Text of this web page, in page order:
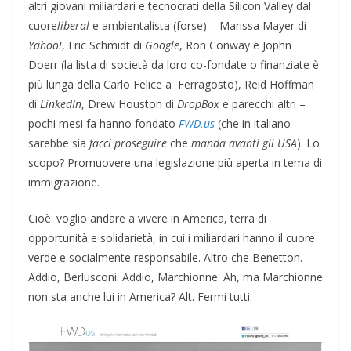
altri giovani miliardari e tecnocrati della Silicon Valley dal
cuoreliberal e ambientalista (forse) – Marissa Mayer di
Yahoo!, Eric Schmidt di Google, Ron Conway e Jophn
Doerr (la lista di società da loro co-fondate o finanziate è
più lunga della Carlo Felice a Ferragosto), Reid Hoffman
di LinkedIn, Drew Houston di DropBox e parecchi altri –
pochi mesi fa hanno fondato FWD.us (che in italiano
sarebbe sia facci proseguire che manda avanti gli USA). Lo
scopo? Promuovere una legislazione più aperta in tema di
immigrazione.
Cioè: voglio andare a vivere in America, terra di
opportunità e solidarietà, in cui i miliardari hanno il cuore
verde e socialmente responsabile. Altro che Benetton.
Addio, Berlusconi. Addio, Marchionne. Ah, ma Marchionne
non sta anche lui in America? Alt. Fermi tutti.